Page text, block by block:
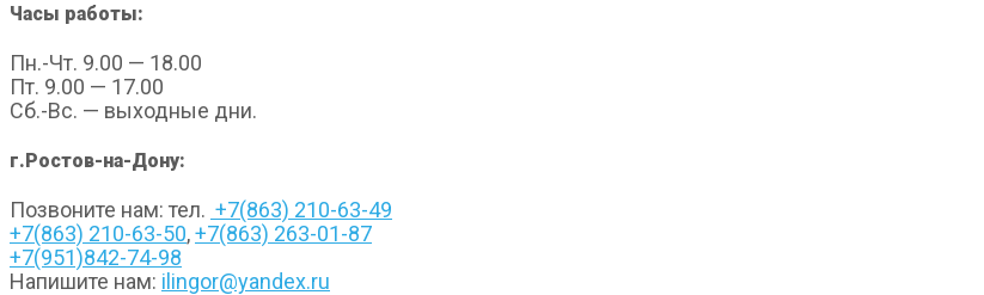
Часы работы:
Пн.-Чт. 9.00 — 18.00
Пт. 9.00 — 17.00
Сб.-Вс. — выходные дни.
г.Ростов-на-Дону:
Позвоните нам: тел. +7(863) 210-63-49
+7(863) 210-63-50,+7(863) 263-01-87
+7(951)842-74-98
Напишите нам: ilingor@yandex.ru